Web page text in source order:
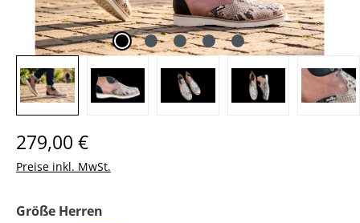
Regulärer Preis:
279,00 €
Preise inkl. MwSt.
Größe Herren